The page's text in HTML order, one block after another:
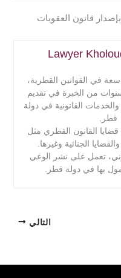
في القوانين القطرية،
أكثر من 10 سنوات من الخبرة في تقديم
والخدمات القانونية في دولة
قطر.
القانون القطري مثل
الجنائية وغيرها.
تعمل على نشر الوعي
بها في دولة قطر.
التالي